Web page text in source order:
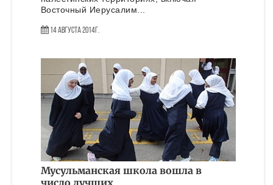
Восточный Иерусалим...
14 Августа 2014г.
Мусульманская школа вошла в
число лучших